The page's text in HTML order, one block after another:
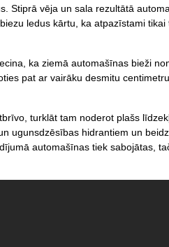
Stiprā vēja un sala rezultātā
ledus kārtu, ka atpazīstami tikai
ka ziemā automašīnas bieži
pat ar vairāku desmitu
turklāt tam noderot plašs
ugunsdzēsības hidrantiem un
automašīnas tiek sabojātas,